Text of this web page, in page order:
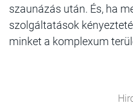
szaunázás után. És, ha
szolgáltatások
minket a komplexum